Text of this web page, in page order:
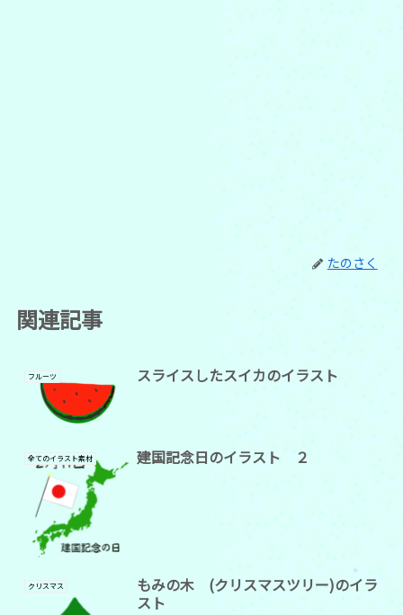
たのさく
関連記事
フルーツ スライスしたスイカのイラスト
全てのイラスト素材 建国記念日のイラスト ２
クリスマス
もみの木 (クリスマスツリー)のイラ
スト